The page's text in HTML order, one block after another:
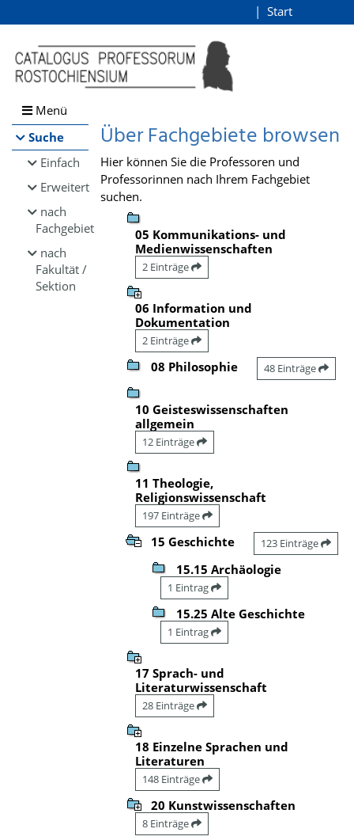
Browsen
direkt zum Inhalt
Start
Menü
Suche
Einfach
Erweitert
nach
Fachgebiet
nach
Fakultät /
Sektion
Über Fachgebiete browsen
Hier können Sie die Professoren und
Professorinnen nach Ihrem Fachgebiet
suchen.
05 Kommunikations- und
Medienwissenschaften
2 Einträge
06 Information und
Dokumentation
2 Einträge
08 Philosophie 48 Einträge
10 Geisteswissenschaften
allgemein
12 Einträge
11 Theologie,
Religionswissenschaft
197 Einträge
15 Geschichte 123 Einträge
15.15 Archäologie
1 Eintrag
15.25 Alte Geschichte
1 Eintrag
17 Sprach- und
Literaturwissenschaft
28 Einträge
18 Einzelne Sprachen und
Literaturen
148 Einträge
20 Kunstwissenschaften
8 Einträge